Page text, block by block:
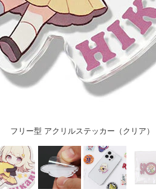
フリー型 アクリルステッカー（クリア）